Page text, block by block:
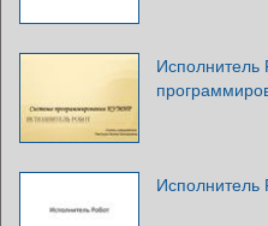
Исполнитель
Исполнитель